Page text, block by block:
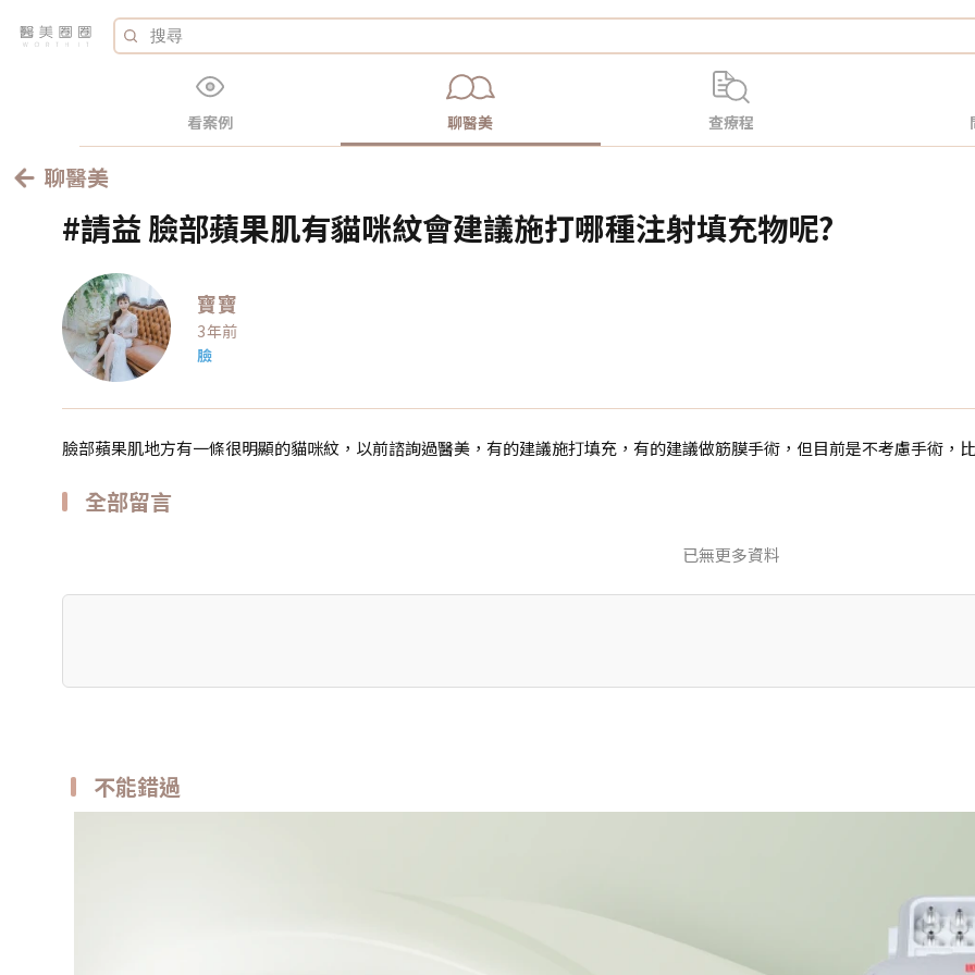
看案例 聊醫美 查療程
聊醫美
#請益 臉部蘋果肌有貓咪紋會建議施打哪種注射填充物呢?
寶寶
3年前
臉
臉部蘋果肌地方有一條很明顯的貓咪紋，以前諮詢過醫美，有的建議施打填充，有的建議做筋膜手術，但目前是不考慮手術，
全部留言
已無更多資料
不能錯過